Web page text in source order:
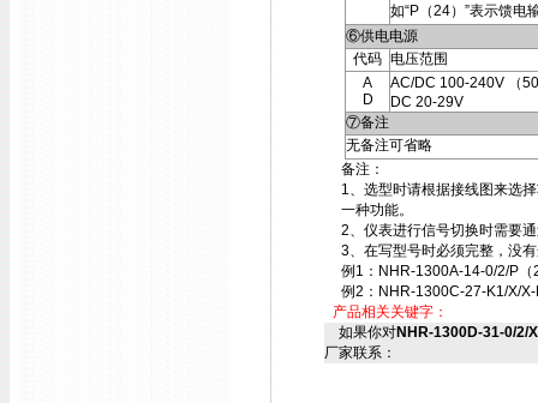
如“P（24）”表示馈电
⑥供电电源
代码 电压范围
A
D
AC/DC 100-240V （
DC 20-29V
⑦备注
无备注可省略
备注：
1、选型时请根据接线图来选
一种功能。
2、仪表进行信号切换时需要
3、在写型号时必须完整，没
例1：NHR-1300A-14-0/2/P（
例2：NHR-1300C-27-K1/X/X-
产品相关关键字：
如果你对NHR-1300D-31-0/2/
厂家联系：